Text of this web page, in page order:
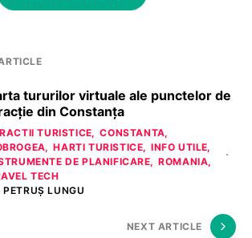
tururilor virtuale ale punctelor de
din Constanța
TURISTICE
CONSTANTA
HARTI TURISTICE
INFO UTILE
DE PLANIFICARE
ROMANIA
TECH
PETRUȘ LUNGU
NEXT ARTICLE